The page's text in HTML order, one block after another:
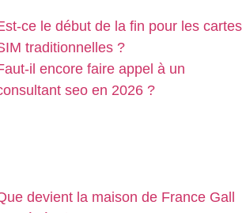
ce le début de la fin pour les cartes
traditionnelles ?
il encore faire appel à un
seo en 2026 ?
devient la maison de France Gall